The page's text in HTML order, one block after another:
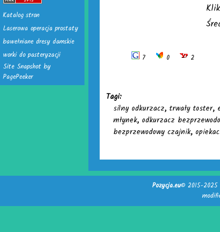
Katalog stron
Laserowa operacja prostaty
bawełniane dresy damskie
worki do pasteryzacji
Site Snapshot by
PagePeeker
7 0 2
Tagi:
silny odkurzacz, trwały toster,
młynek, odkurzacz
bezprzewodowy czajnik,
Pozycja.eu© 2015-